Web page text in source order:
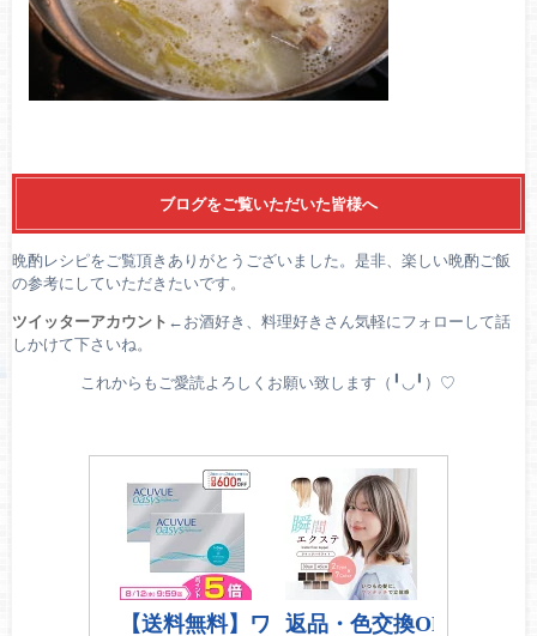
ブログをご覧いただいた皆様へ
晩酌レシピをご覧頂きありがとうございました。是非、楽しい晩酌ご飯
の参考にしていただきたいです。
ツイッターアカウント ←お酒好き、料理好きさん気軽にフォローして話
しかけて下さいね。
これからもご愛読よろしくお願い致します（╹◡╹）♡